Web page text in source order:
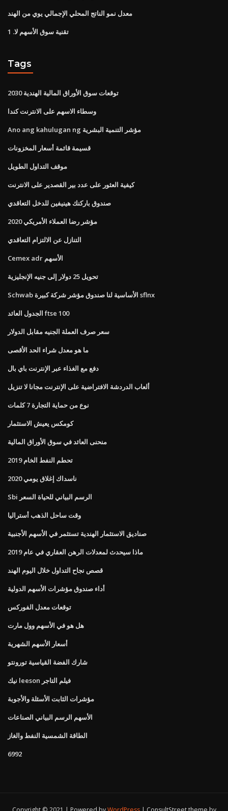
معدل نمو الناتج المحلي الإجمالي يوي من الهند
تقنية سوق الأسهم لا. 1
Tags
توقعات سوق الأوراق المالية الهندية 2030
وسطاء الاسهم على الانترنت كندا
Ano ang kahulugan ng مؤشر التنمية البشرية
قسيمة قائمة أسعار المخزونات
موقف التداول الطويل
كيفية العثور على عدد بير القصدير على الانترنت
صندوق باركنك هينيفين للدخل التعاقدي
2020 مؤشر رضا العملاء الأمريكي
التنازل عن الالتزام التعاقدي
Cemex adr الأسهم
تحويل 25 دولار إلى جنيه الإنجليزية
Schwab الأساسية لنا صندوق مؤشر شركة كبيرة sflnx
الجدول العائد ftse 100
سعر صرف العملة الجنيه مقابل الدولار
ما هو معدل شراء الحد الأقصى
دفع مع الغذاء عبر الإنترنت باي بال
ألعاب الدردشة الافتراضية على الإنترنت مجانا لا تنزيل
نوع من حماية التجارة 7 كلمات
كومكس يعيش الاستثمار
منحنى العائد في سوق الأوراق المالية
تحطم النفط الخام 2019
ناسداك إغلاق يومي 2020
Sbi الرسم البياني للحياة السعر
وقت ساحل الذهب أستراليا
صناديق الاستثمار الهندية تستثمر في الأسهم الأجنبية
ماذا سيحدث لمعدلات الرهن العقاري في عام 2019
قصص نجاح التداول خلال اليوم الهند
أداء صندوق مؤشرات الأسهم الدولية
توقعات معدل الفوركس
هل هو في الأسهم وول مارت
أسعار الأسهم الشهرية
شارك الفضة القياسية تورونتو
نيك leeson فيلم التاجر
مؤشرات الثابت الأسئلة والأجوبة
الأسهم الرسم البياني الصناعات
الطاقة الشمسية النفط والغاز
6992